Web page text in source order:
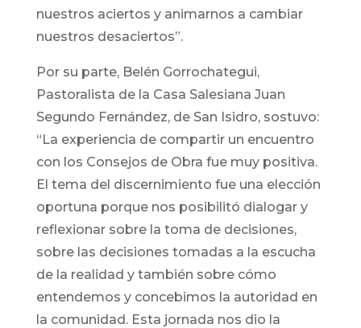
nuestros aciertos y animarnos a cambiar
nuestros desaciertos”.
Por su parte, Belén Gorrochategui,
Pastoralista de la Casa Salesiana Juan
Segundo Fernández, de San Isidro, sostuvo:
“La experiencia de compartir un encuentro
con los Consejos de Obra fue muy positiva.
El tema del discernimiento fue una elección
oportuna porque nos posibilitó dialogar y
reflexionar sobre la toma de decisiones,
sobre las decisiones tomadas a la escucha
de la realidad y también sobre cómo
entendemos y concebimos la autoridad en
la comunidad. Esta jornada nos dio la